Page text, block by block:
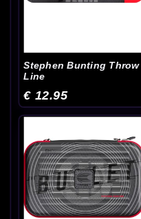
Stephen Bunting Throw
Line
€ 12.95